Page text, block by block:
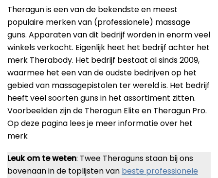
Normaal Formaat Massage Guns
Professionele Massage Guns
Mini Massage Guns
Overige Producten
Beste Mini Massage Guns
Beste Professionele Massage Pistolen
Addsfit
Compex
Hydragun
Algemeen
Massagekoppen
Theragun is een van de bekendste en meest
populaire merken van (professionele) massage
guns. Apparaten van dit bedrijf worden in enorm veel
winkels verkocht. Eigenlijk heet het bedrijf achter het
merk Therabody. Het bedrijf bestaat al sinds 2009,
waarmee het een van de oudste bedrijven op het
gebied van massagepistolen ter wereld is. Het bedrijf
heeft veel soorten guns in het assortiment zitten.
Voorbeelden zijn de Theragun Elite en Theragun Pro.
Op deze pagina lees je meer informatie over het
merk
Leuk om te weten: Twee Theraguns staan bij ons
bovenaan in de toplijsten van beste professionele